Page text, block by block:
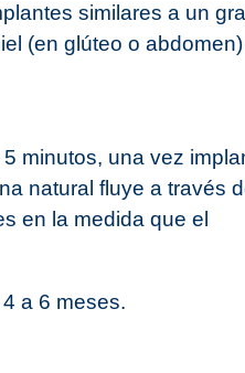
similares a un
(en glúteo o
minutos, una vez
natural fluye a través
en la medida que el
a 6 meses.